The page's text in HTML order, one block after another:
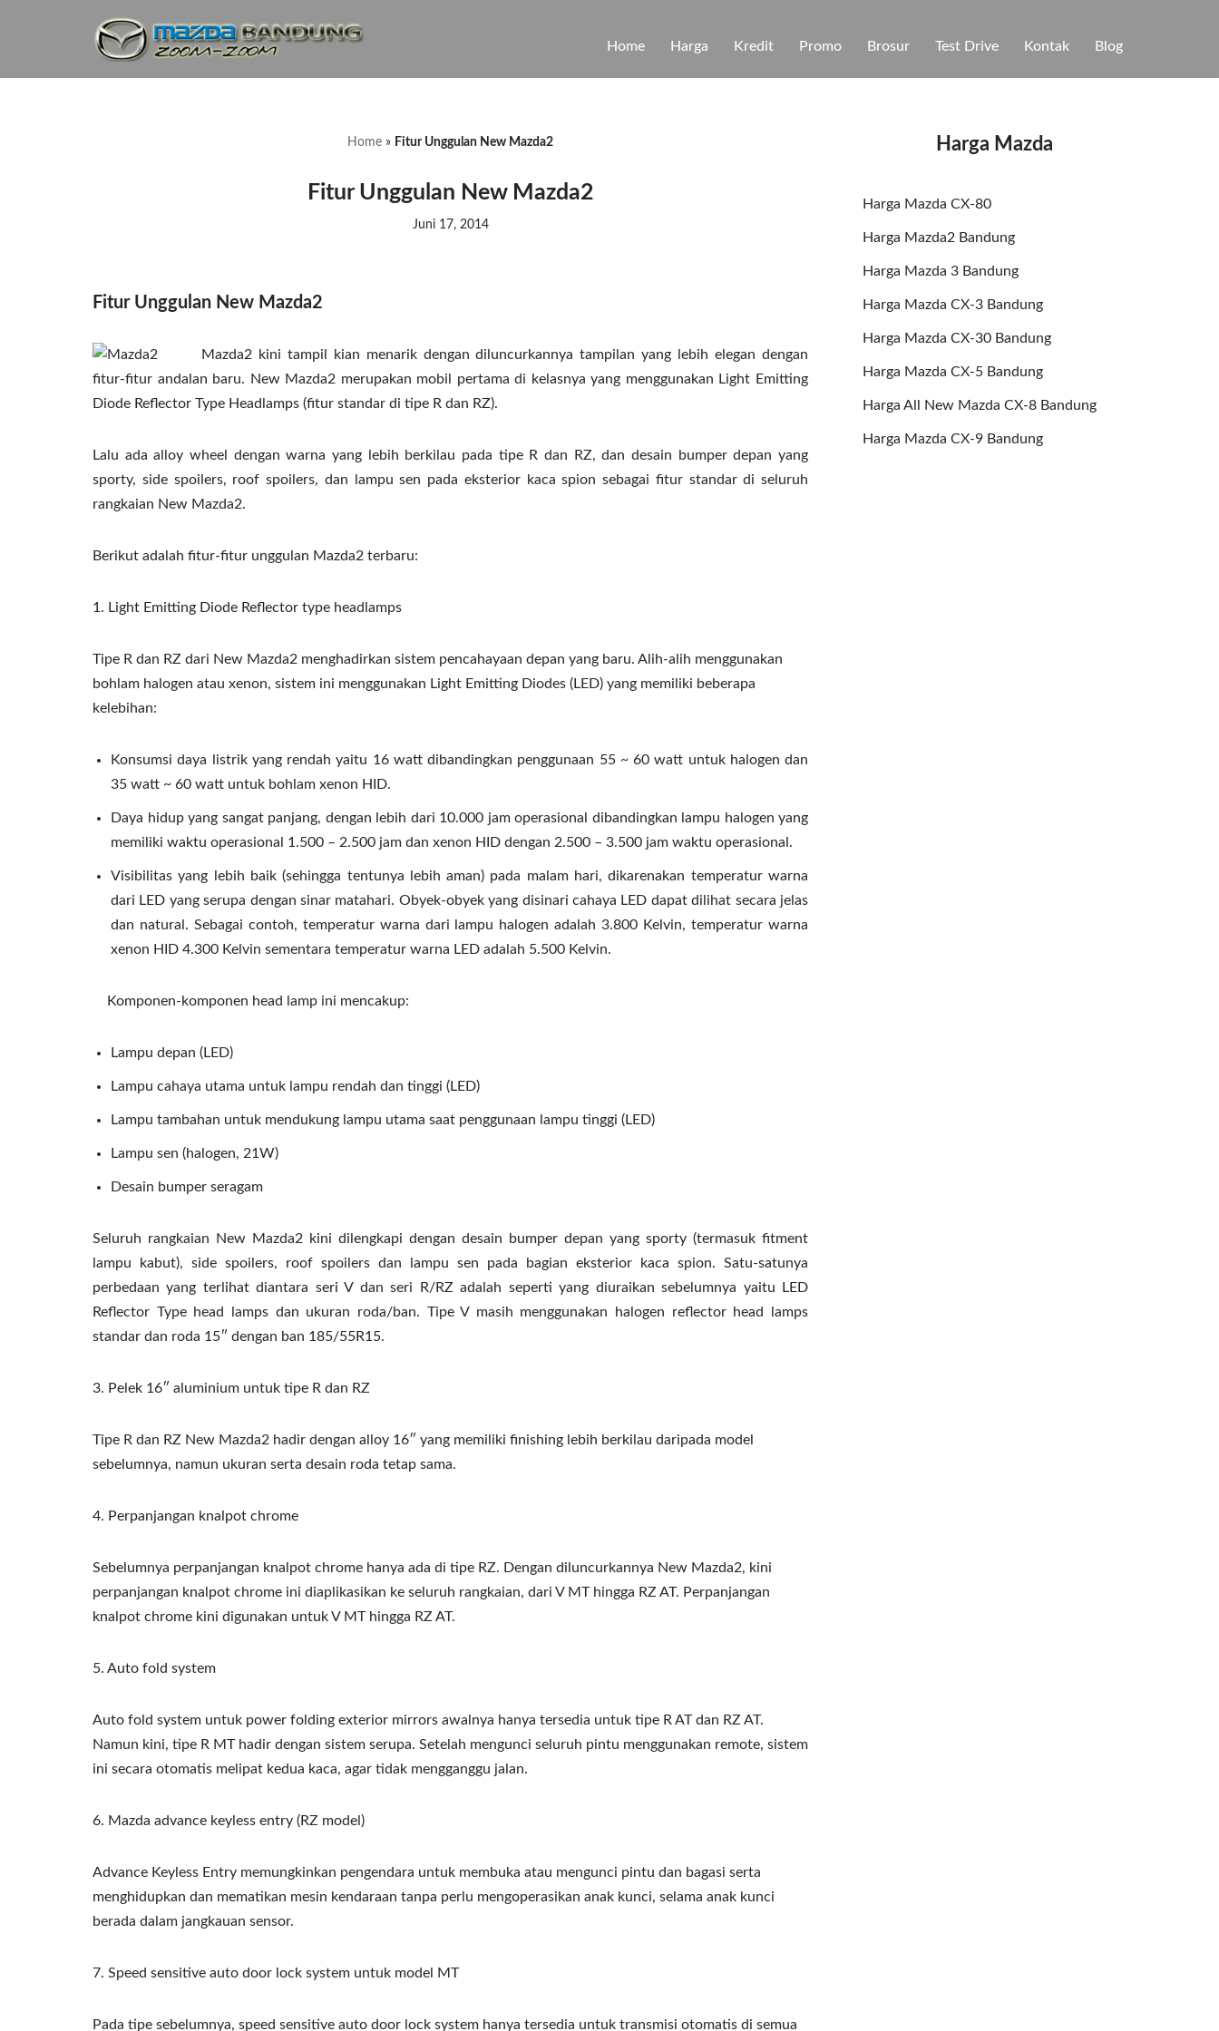
Home Harga Kredit Promo Brosur Test Drive Kontak Blog
Home » Fitur Unggulan New Mazda2
Fitur Unggulan New Mazda2
Juni 17, 2014
Fitur Unggulan New Mazda2
Mazda2 kini tampil kian menarik dengan diluncurkannya tampilan yang lebih elegan dengan
fitur-fitur andalan baru. New Mazda2 merupakan mobil pertama di kelasnya yang menggunakan Light Emitting
Diode Reflector Type Headlamps (fitur standar di tipe R dan RZ).
Lalu ada alloy wheel dengan warna yang lebih berkilau pada tipe R dan RZ, dan desain bumper depan yang
sporty, side spoilers, roof spoilers, dan lampu sen pada eksterior kaca spion sebagai fitur standar di seluruh
rangkaian New Mazda2.
Berikut adalah fitur-fitur unggulan Mazda2 terbaru:
1. Light Emitting Diode Reflector type headlamps
Tipe R dan RZ dari New Mazda2 menghadirkan sistem pencahayaan depan yang baru. Alih-alih menggunakan
bohlam halogen atau xenon, sistem ini menggunakan Light Emitting Diodes (LED) yang memiliki beberapa
kelebihan:
Konsumsi daya listrik yang rendah yaitu 16 watt dibandingkan penggunaan 55 ~ 60 watt untuk halogen dan
35 watt ~ 60 watt untuk bohlam xenon HID.
Daya hidup yang sangat panjang, dengan lebih dari 10.000 jam operasional dibandingkan lampu halogen yang
memiliki waktu operasional 1.500 – 2.500 jam dan xenon HID dengan 2.500 – 3.500 jam waktu operasional.
Visibilitas yang lebih baik (sehingga tentunya lebih aman) pada malam hari, dikarenakan temperatur warna
dari LED yang serupa dengan sinar matahari. Obyek-obyek yang disinari cahaya LED dapat dilihat secara jelas
dan natural. Sebagai contoh, temperatur warna dari lampu halogen adalah 3.800 Kelvin, temperatur warna
xenon HID 4.300 Kelvin sementara temperatur warna LED adalah 5.500 Kelvin.
Komponen-komponen head lamp ini mencakup:
Lampu depan (LED)
Lampu cahaya utama untuk lampu rendah dan tinggi (LED)
Lampu tambahan untuk mendukung lampu utama saat penggunaan lampu tinggi (LED)
Lampu sen (halogen, 21W)
Desain bumper seragam
Seluruh rangkaian New Mazda2 kini dilengkapi dengan desain bumper depan yang sporty (termasuk fitment
lampu kabut), side spoilers, roof spoilers dan lampu sen pada bagian eksterior kaca spion. Satu-satunya
perbedaan yang terlihat diantara seri V dan seri R/RZ adalah seperti yang diuraikan sebelumnya yaitu LED
Reflector Type head lamps dan ukuran roda/ban. Tipe V masih menggunakan halogen reflector head lamps
standar dan roda 15″ dengan ban 185/55R15.
3. Pelek 16″ aluminium untuk tipe R dan RZ
Tipe R dan RZ New Mazda2 hadir dengan alloy 16″ yang memiliki finishing lebih berkilau daripada model
sebelumnya, namun ukuran serta desain roda tetap sama.
4. Perpanjangan knalpot chrome
Sebelumnya perpanjangan knalpot chrome hanya ada di tipe RZ. Dengan diluncurkannya New Mazda2, kini
perpanjangan knalpot chrome ini diaplikasikan ke seluruh rangkaian, dari V MT hingga RZ AT. Perpanjangan
knalpot chrome kini digunakan untuk V MT hingga RZ AT.
5. Auto fold system
Auto fold system untuk power folding exterior mirrors awalnya hanya tersedia untuk tipe R AT dan RZ AT.
Namun kini, tipe R MT hadir dengan sistem serupa. Setelah mengunci seluruh pintu menggunakan remote, sistem
ini secara otomatis melipat kedua kaca, agar tidak mengganggu jalan.
6. Mazda advance keyless entry (RZ model)
Advance Keyless Entry memungkinkan pengendara untuk membuka atau mengunci pintu dan bagasi serta
menghidupkan dan mematikan mesin kendaraan tanpa perlu mengoperasikan anak kunci, selama anak kunci
berada dalam jangkauan sensor.
7. Speed sensitive auto door lock system untuk model MT
Pada tipe sebelumnya, speed sensitive auto door lock system hanya tersedia untuk transmisi otomatis di semua
Harga Mazda
Harga Mazda CX-80
Harga Mazda2 Bandung
Harga Mazda 3 Bandung
Harga Mazda CX-3 Bandung
Harga Mazda CX-30 Bandung
Harga Mazda CX-5 Bandung
Harga All New Mazda CX-8 Bandung
Harga Mazda CX-9 Bandung